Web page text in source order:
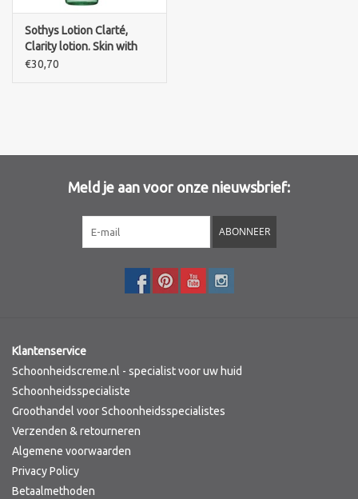
PCA SKINCARE
Ekseption Skincare
Sothys Lotion Clarté,
Clarity lotion. Skin with
fragile cappilaires
€30,70
Meld je aan voor onze nieuwsbrief:
ABONNEER
Klantenservice
Schoonheidscreme.nl - specialist voor uw huid
Schoonheidsspecialiste
Groothandel voor Schoonheidsspecialistes
Verzenden & retourneren
Algemene voorwaarden
Privacy Policy
Betaalmethoden